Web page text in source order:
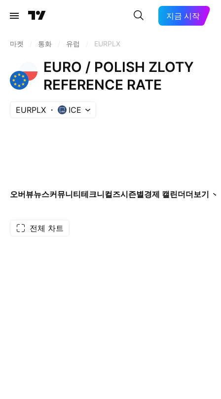
지금 시작
마켓 통화 유럽 EURPLX
EURO / POLISH ZLOTY
REFERENCE RATE
EURPLX ICE
오버뷰뉴스커뮤니티테크니컬즈시즌별경제 캘린더더보기
전체 차트